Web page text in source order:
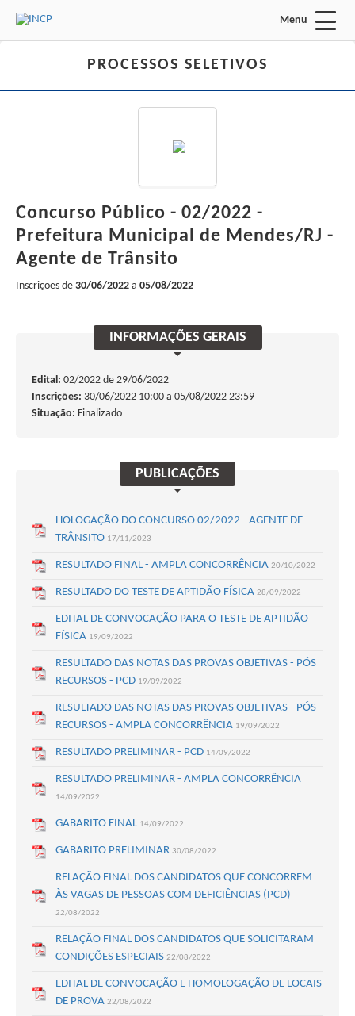
ENTRAR
Esqueci a minha senha
INÍCIO
Busca:
BUSCAR
Menu
PROCESSOS SELETIVOS
Concurso Público - 02/2022 -
Prefeitura Municipal de Mendes/RJ -
Agente de Trânsito
Inscrições de 30/06/2022 a 05/08/2022
INFORMAÇÕES GERAIS
Edital: 02/2022 de 29/06/2022
Inscrições: 30/06/2022 10:00 a 05/08/2022 23:59
Situação: Finalizado
PUBLICAÇÕES
HOLOGAÇÃO DO CONCURSO 02/2022 - AGENTE DE
TRÂNSITO 17/11/2023
RESULTADO FINAL - AMPLA CONCORRÊNCIA 20/10/2022
RESULTADO DO TESTE DE APTIDÃO FÍSICA 28/09/2022
EDITAL DE CONVOCAÇÃO PARA O TESTE DE APTIDÃO
FÍSICA 19/09/2022
RESULTADO DAS NOTAS DAS PROVAS OBJETIVAS - PÓS
RECURSOS - PCD 19/09/2022
RESULTADO DAS NOTAS DAS PROVAS OBJETIVAS - PÓS
RECURSOS - AMPLA CONCORRÊNCIA 19/09/2022
RESULTADO PRELIMINAR - PCD 14/09/2022
RESULTADO PRELIMINAR - AMPLA CONCORRÊNCIA
14/09/2022
GABARITO FINAL 14/09/2022
GABARITO PRELIMINAR 30/08/2022
RELAÇÃO FINAL DOS CANDIDATOS QUE CONCORREM
ÀS VAGAS DE PESSOAS COM DEFICIÊNCIAS (PCD)
22/08/2022
RELAÇÃO FINAL DOS CANDIDATOS QUE SOLICITARAM
CONDIÇÕES ESPECIAIS 22/08/2022
EDITAL DE CONVOCAÇÃO E HOMOLOGAÇÃO DE LOCAIS
DE PROVA 22/08/2022